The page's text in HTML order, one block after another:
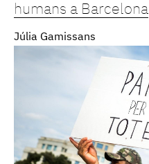
humans a Barcelona
Júlia Gamissans